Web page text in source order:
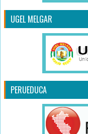
UGEL MELGAR
PERUEDUCA